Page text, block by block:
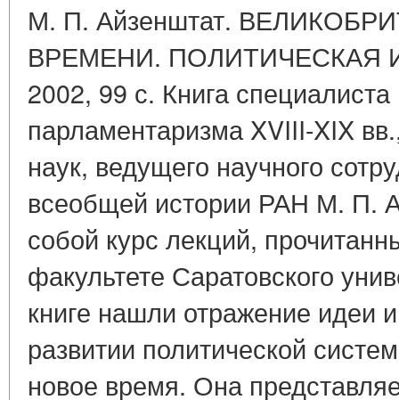
М. П. Айзенштат.
ВРЕМЕНИ. ПОЛИТИЧЕСКАЯ
2002, 99 с. Книга специалиста
парламентаризма XVIII-XIX
наук, ведущего научного
всеобщей истории РАН М. П.
собой курс лекций,
факультете Саратовского
книге нашли отражение идеи
развитии политической
новое время. Она